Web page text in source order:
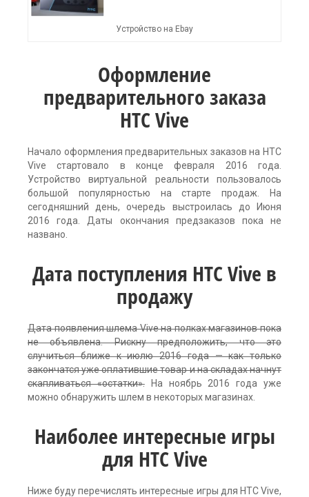
Устройство на Ebay
Оформление
предварительного заказа
HTC Vive
Начало оформления предварительных заказов на HTC
Vive стартовало в конце февраля 2016 года.
Устройство виртуальной реальности пользовалось
большой популярностью на старте продаж. На
сегодняшний день, очередь выстроилась до Июня
2016 года. Даты окончания предзаказов пока не
названо.
Дата поступления HTC Vive в
продажу
Дата появления шлема Vive на полках магазинов пока
не объявлена. Рискну предположить, что это
случиться ближе к июлю 2016 года — как только
закончатся уже оплатившие товар и на складах начнут
скапливаться «остатки».На ноябрь 2016 года уже
можно обнаружить шлем в некоторых магазинах.
Наиболее интересные игры
для HTC Vive
Ниже буду перечислять интересные игры для HTC Vive,